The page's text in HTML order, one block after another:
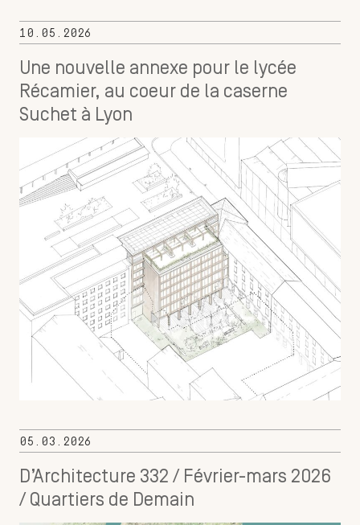
10.05.2026
Une nouvelle annexe pour le lycée
Récamier, au coeur de la caserne
Suchet à Lyon
05.03.2026
D’Architecture 332 / Février-mars 2026
/ Quartiers de Demain